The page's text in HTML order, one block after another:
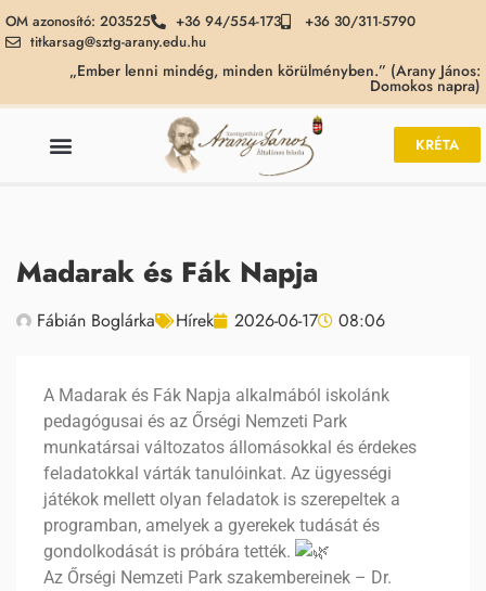
OM azonosító: 203525 +36 94/554-173
+36 30/311-5790
titkarsag@sztg-arany.edu.hu
„Ember lenni mindég, minden körülményben.” (Arany János:
Domokos napra)
KRÉTA
Madarak és Fák Napja
Fábián Boglárka Hírek 2026-06-17 08:06
A Madarak és Fák Napja alkalmából iskolánk
pedagógusai és az Őrségi Nemzeti Park
munkatársai változatos állomásokkal és érdekes
feladatokkal várták tanulóinkat. Az ügyességi
játékok mellett olyan feladatok is szerepeltek a
programban, amelyek a gyerekek tudását és
gondolkodását is próbára tették.
Az Őrségi Nemzeti Park szakembereinek – Dr.